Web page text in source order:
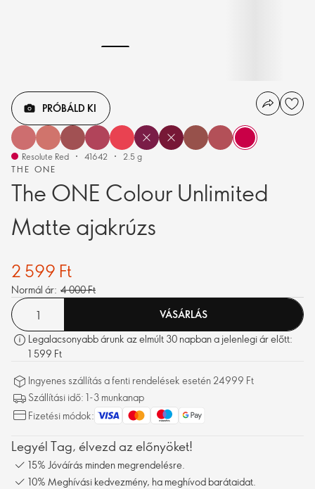
THE ONE
The ONE Colour Unlimited
Matte ajakrúzs
PRÓBÁLD KI
Resolute Red 41642 2.5 g
2 599 Ft
Normál ár: 4 000 Ft
VÁSÁRLÁS
Legalacsonyabb árunk az elmúlt 30 napban a jelenlegi ár előtt:
1 599 Ft
Ingyenes szállítás a fenti rendelések esetén 24999 Ft
Szállítási idő: 1-3 munkanap
Fizetési módok:
Legyél Tag, élvezd az előnyöket!
15% Jóváírás minden megrendelésre.
10% Meghívási kedvezmény, ha meghívod barátaidat.